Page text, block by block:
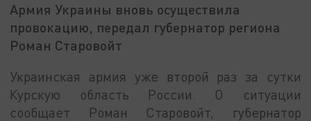
Армия Украины вновь осуществила
провокацию, передал губернатор региона
Роман Старовойт
Украинская армия уже второй раз за сутки
Курскую область России. О ситуации
сообщает Роман Старовойт, губернатор